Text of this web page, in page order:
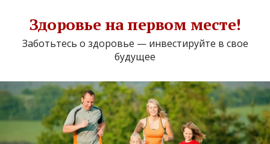
Здоровье на первом месте!
Заботьтесь о здоровье — инвестируйте в свое
будущее